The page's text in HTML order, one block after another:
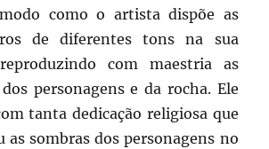
como o artista dispõe as
de diferentes tons na sua
com maestria as
personagens e da rocha. Ele
tanta dedicação religiosa que
as sombras dos personagens no